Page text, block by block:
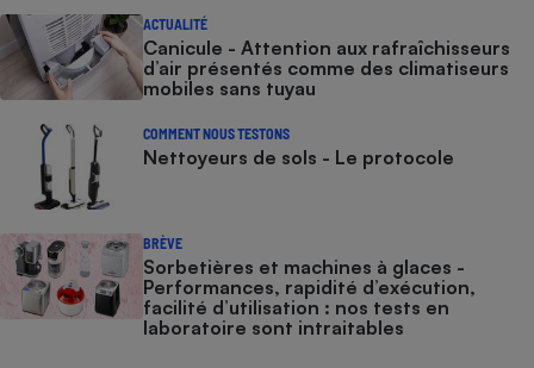
ACTUALITÉ
Canicule - Attention aux rafraîchisseurs
d’air présentés comme des climatiseurs
mobiles sans tuyau
COMMENT NOUS TESTONS
Nettoyeurs de sols - Le protocole
BRÈVE
Sorbetières et machines à glaces​​​​​​ -
Performances, rapidité d’exécution,
facilité d’utilisation : nos tests en
laboratoire sont intraitables